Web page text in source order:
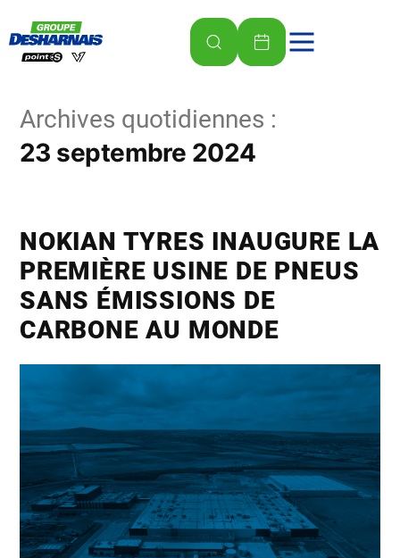
Archives quotidiennes :
23 septembre 2024
NOKIAN TYRES INAUGURE LA
PREMIÈRE USINE DE PNEUS
SANS ÉMISSIONS DE
CARBONE AU MONDE